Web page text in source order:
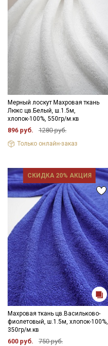
Мерный лоскут Махровая ткань
Люкс цв.Белый, ш.1.5м,
хлопок-100%, 550гр/м.кв
896 руб. 1280 руб.
Только онлайн-заказ
СКИДКА 20% АКЦИЯ
Махровая ткань цв.Васильково-
фиолетовый, ш.1.5м, хлопок-100%,
350гр/м.кв
600 руб. 750 руб.